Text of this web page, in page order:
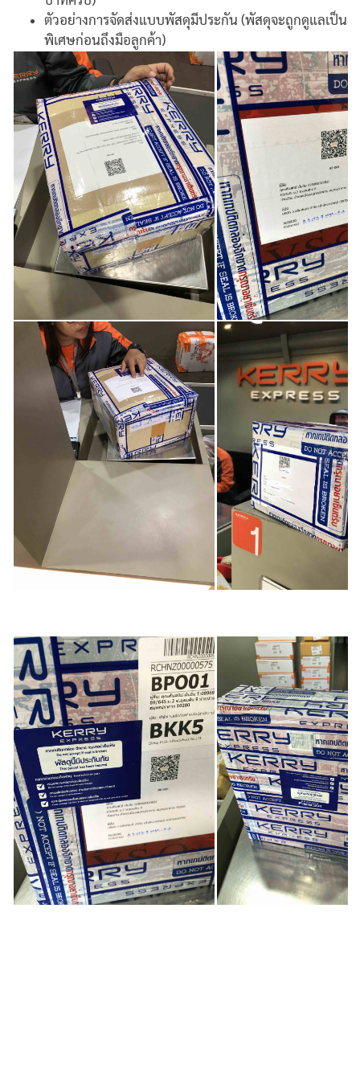
ตัวอย่างการจัดส่งแบบพัสดุมีประกัน (พัสดุจะถูกดูแลเป็น
พิเศษก่อนถึงมือลูกค้า)